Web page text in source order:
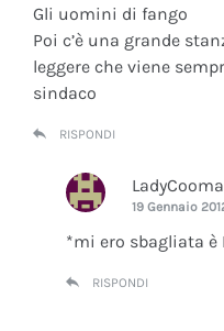
Gli uomini di fango
Poi c’è una grande
leggere che viene
sindaco
RISPONDI
19 Gennaio
*mi ero sbagliata è
RISPONDI